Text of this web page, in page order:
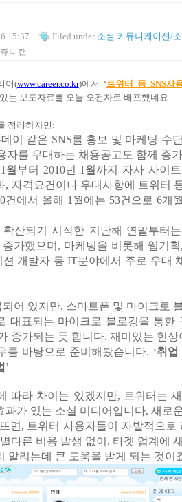
15:37 Filed under 소셜 커뮤니케이션/
쥬니캡
어(www.career.co.kr)에서 ‘트위터 등 SNS사
는 보도자료를 오늘 오전자로 배포했네요
정리하자면 :
이 같은 SNS를 홍보 및 마케팅 수
자를 우대하는 채용공고도 함께 증
1월부터 2010년 1월까지 자사 사이
, 자격요건이나 우대사항에 트위터
건에서 올해 1월에는 53건으로 6개
확산되기 시작한 지난해 연말부터
가했으며 , 마케팅을 비롯해 웹기획
개발자 등 IT분야에서 주로 우대
어 있지만, 스마트폰 및 마이크로
대표되는 마이크로 블로깅을 통한
증가되는 듯 합니다. 재미있는 현상
를 바탕으로 준비해봤습니다. ‘취업
’
따라 차이는 있겠지만, 트위터는
과가 있는 소셜 미디어입니다. 새로
면, 트위터 사용자들이 자발적으로
별다른 비용 발생 없이 , 타겟 업계에
알리는데 큰 도움을 받게 되는 것이